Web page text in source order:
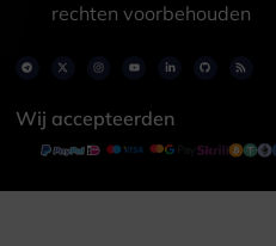
rechten voorbehouden
Wij accepteerden